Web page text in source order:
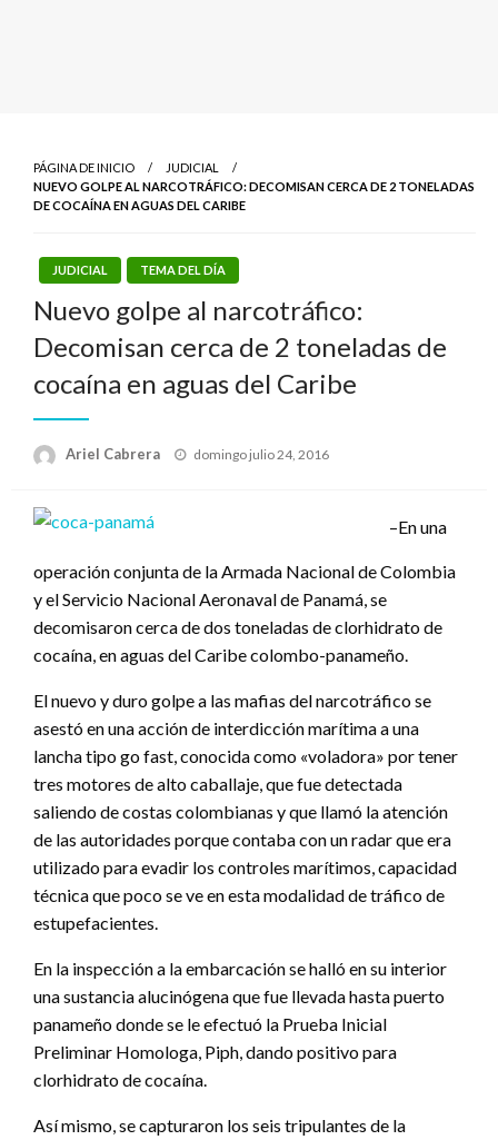
PÁGINA DE INICIO
JUDICIAL
NUEVO GOLPE AL NARCOTRÁFICO: DECOMISAN CERCA DE 2 TONELADAS
DE COCAÍNA EN AGUAS DEL CARIBE
JUDICIAL TEMA DEL DÍA
Nuevo golpe al narcotráfico:
Decomisan cerca de 2 toneladas de
cocaína en aguas del Caribe
Ariel Cabrera
Publicado
domingo julio 24, 2016
–En una
operación conjunta de la Armada Nacional de Colombia
y el Servicio Nacional Aeronaval de Panamá, se
decomisaron cerca de dos toneladas de clorhidrato de
cocaína, en aguas del Caribe colombo-panameño.
El nuevo y duro golpe a las mafias del narcotráfico se
asestó en una acción de interdicción marítima a una
lancha tipo go fast, conocida como «voladora» por tener
tres motores de alto caballaje, que fue detectada
saliendo de costas colombianas y que llamó la atención
de las autoridades porque contaba con un radar que era
utilizado para evadir los controles marítimos, capacidad
técnica que poco se ve en esta modalidad de tráfico de
estupefacientes.
En la inspección a la embarcación se halló en su interior
una sustancia alucinógena que fue llevada hasta puerto
panameño donde se le efectuó la Prueba Inicial
Preliminar Homologa, Piph, dando positivo para
clorhidrato de cocaína.
Así mismo, se capturaron los seis tripulantes de la